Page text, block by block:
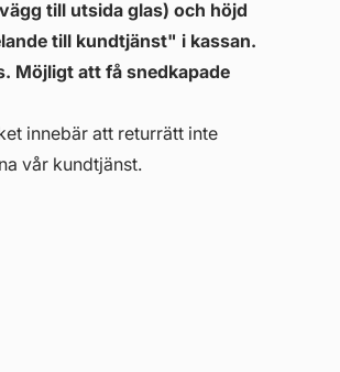
till utsida glas) och höjd
till kundtjänst" i kassan.
Möjligt att få snedkapade
innebär att returrätt inte
vår kundtjänst.